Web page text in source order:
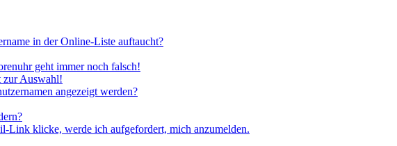
in der Online-Liste auftaucht?
geht immer noch falsch!
zur Auswahl!
angezeigt werden?
Link klicke, werde ich aufgefordert, mich anzumelden.